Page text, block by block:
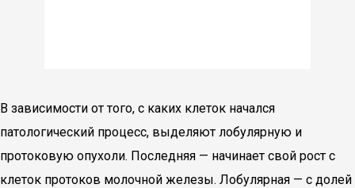
В зависимости от того, с каких клеток начался
патологический процесс, выделяют лобулярную и
протоковую опухоли. Последняя — начинает свой рост с
клеток протоков молочной железы. Лобулярная — с долей